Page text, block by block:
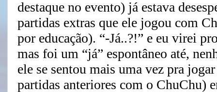
destaque no evento) já estava
partidas extras que ele jogou com
por educação). “-Já..?!” e eu virei
mas foi um “já” espontâneo até,
ele se sentou mais uma vez pra
partidas anteriores com o ChuChu)